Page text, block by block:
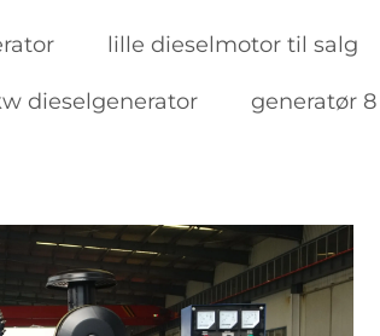
lille dieselmotor til salg
dieselgenerator generatør